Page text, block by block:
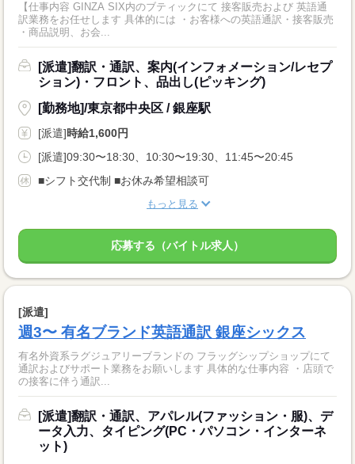
【仕事内容 GINZA SIX内のブティックにて 接客販売および 英語通
訳業務をお任せします 具体的には ・お客様への英語通訳・接客販売
・商品説明、お会...
[派遣]翻訳・通訳、案内(インフォメーション/レセプ
ション)・フロント、品出し(ピッキング)
[勤務地]/東京都中央区 / 銀座駅
[派遣]時給1,600円
[派遣]09:30〜18:30、10:30〜19:30、11:45〜20:45
■シフト交代制 ■お休み希望相談可
もっと見る
応募する（バイトル求人）
[派遣]
週3〜 有名ブランド英語通訳 銀座シックス
有名外資系ラグジュアリーブランドの フラッグシップショップにて
通訳およびサポート業務をお願いします 具体的な仕事内容 ・店頭で
の接客に伴う通訳...
[派遣]翻訳・通訳、アパレル(ファッション・服)、デ
ータ入力、タイピング(PC・パソコン・インターネ
ット)